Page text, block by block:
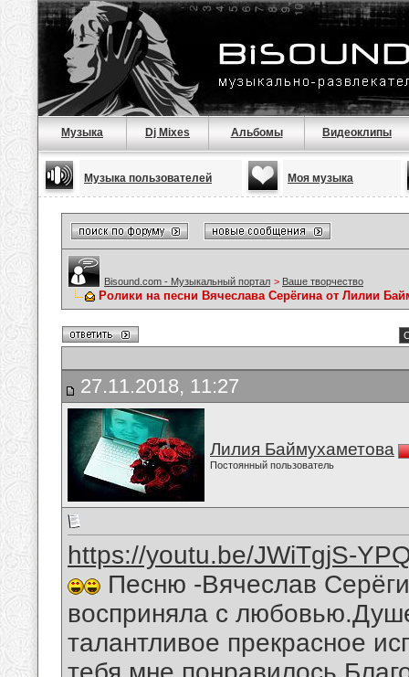
Музыка Dj Mixes Альбомы Видеоклипы
Музыка пользователей Моя музыка
Bisound.com - Музыкальный портал > Ваше творчество
Ролики на песни Вячеслава Серёгина от Лилии
27.11.2018, 11:27
Лилия Баймухаметова
Постоянный пользователь
https://youtu.be/JWiTgjS-
Песню -Вячеслав
восприняла с
талантливое прекрасное